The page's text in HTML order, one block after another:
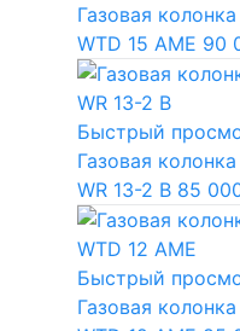
Газовая
WTD 15 AME 90
Быстрый
Газовая
WR 13-2 В 85
Быстрый
Газовая